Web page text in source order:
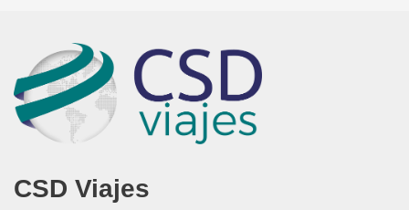
CSD Viajes